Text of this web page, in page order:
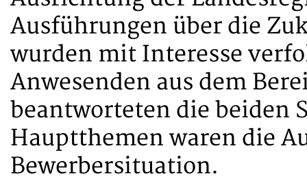
Ausführungen über die
wurden mit Interesse
Anwesenden aus dem
beantworteten die beiden
Hauptthemen waren die
Bewerbersituation.